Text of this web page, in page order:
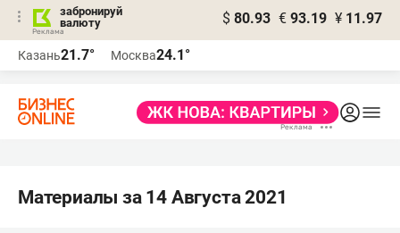
забронируй
валюту
$ 80.93 € 93.19 ¥ 11.97
Казань21.7° Москва24.1°
Материалы за 14 Августа 2021